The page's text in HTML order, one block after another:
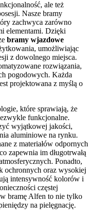
ale też
Nasze bramy
zachwyca zarówno
elementami. Dzięki
bramy wjazdowe
umożliwiając
z dowolnego miejsca.
rozwiązania,
pogodowych. Każda
projektowana z myślą o
które sprawiają, że
funkcjonalne.
wyjątkowej jakości,
aluminiowe na rynku.
z materiałów odpornych
zapewnia im długotrwałą
Ponadto,
ochronnych oraz wysokiej
intensywność kolorów i
częstej
bramę Alfen to nie tylko
na pielęgnację.